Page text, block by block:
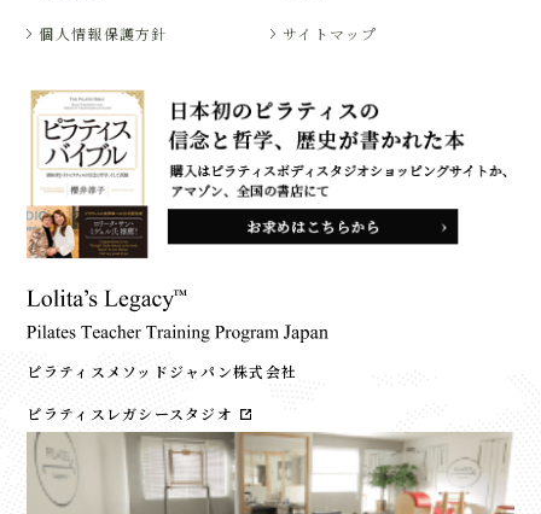
ピラティスメソッドジャパン株式会社
ピラティスレガシースタジオ
個人情報保護方針 サイトマップ